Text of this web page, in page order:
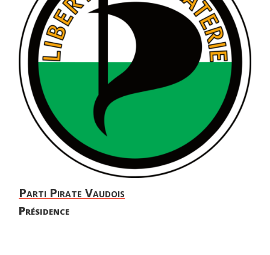
Parti Pirate Vaudois
Présidence